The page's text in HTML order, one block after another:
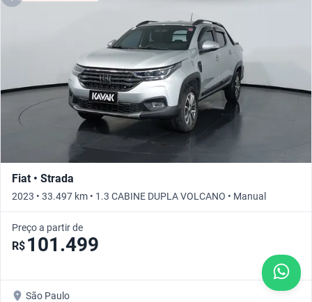
Fiat • Strada
2023 • 33.497 km • 1.3 CABINE DUPLA VOLCANO • Manual
Preço a partir de
R$ 101.499
São Paulo